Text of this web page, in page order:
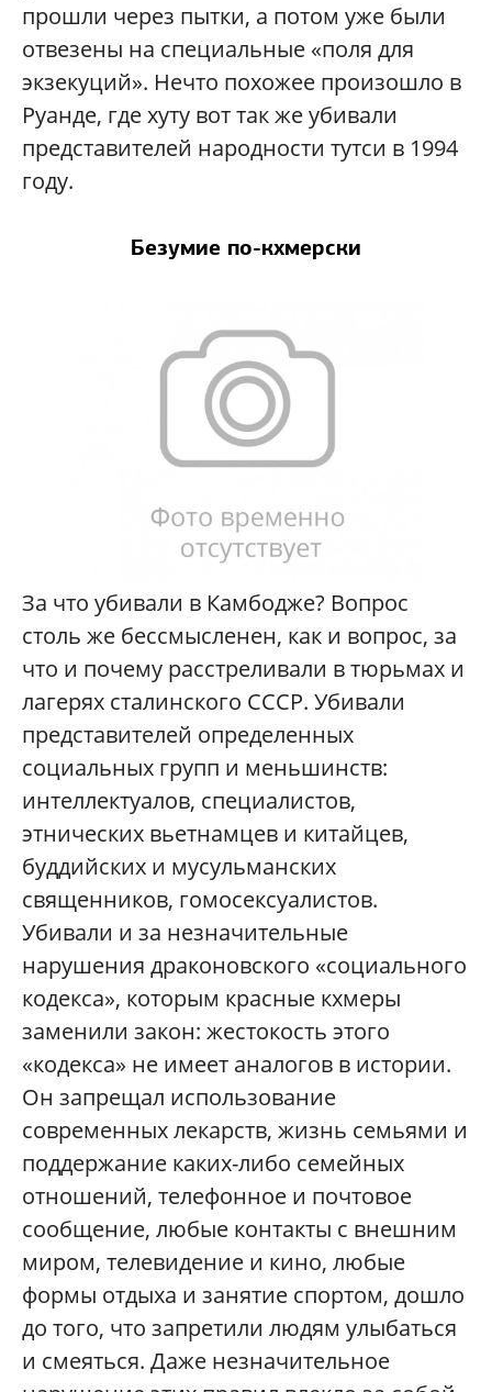
прошли через пытки, а потом уже были
отвезены на специальные «поля для
экзекуций». Нечто похожее произошло в
Руанде, где хуту вот так же убивали
представителей народности тутси в 1994
году.
Безумие по-кхмерски
За что убивали в Камбодже? Вопрос
столь же бессмысленен, как и вопрос, за
что и почему расстреливали в тюрьмах и
лагерях сталинского СССР. Убивали
представителей определенных
социальных групп и меньшинств:
интеллектуалов, специалистов,
этнических вьетнамцев и китайцев,
буддийских и мусульманских
священников, гомосексуалистов.
Убивали и за незначительные
нарушения драконовского «социального
кодекса», которым красные кхмеры
заменили закон: жестокость этого
«кодекса» не имеет аналогов в истории.
Он запрещал использование
современных лекарств, жизнь семьями и
поддержание каких-либо семейных
отношений, телефонное и почтовое
сообщение, любые контакты с внешним
миром, телевидение и кино, любые
формы отдыха и занятие спортом, дошло
до того, что запретили людям улыбаться
и смеяться. Даже незначительное